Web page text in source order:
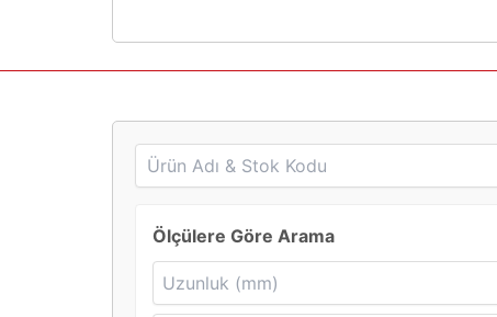
Ölçülere Göre Arama